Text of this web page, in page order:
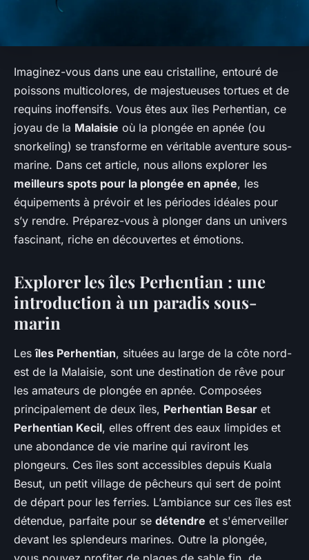
Imaginez-vous dans une eau cristalline, entouré de
poissons multicolores, de majestueuses tortues et de
requins inoffensifs. Vous êtes aux îles Perhentian, ce
joyau de la Malaisie où la plongée en apnée (ou
snorkeling) se transforme en véritable aventure sous-
marine. Dans cet article, nous allons explorer les
meilleurs spots pour la plongée en apnée, les
équipements à prévoir et les périodes idéales pour
s’y rendre. Préparez-vous à plonger dans un univers
fascinant, riche en découvertes et émotions.
Explorer les îles Perhentian : une
introduction à un paradis sous-
marin
Lesîles Perhentian, situées au large de la côte nord-
est de la Malaisie, sont une destination de rêve pour
les amateurs de plongée en apnée. Composées
principalement de deux îles, Perhentian Besar et
Perhentian Kecil, elles offrent des eaux limpides et
une abondance de vie marine qui raviront les
plongeurs. Ces îles sont accessibles depuis Kuala
Besut, un petit village de pêcheurs qui sert de point
de départ pour les ferries. L’ambiance sur ces îles est
détendue, parfaite pour se détendre et s'émerveiller
devant les splendeurs marines. Outre la plongée,